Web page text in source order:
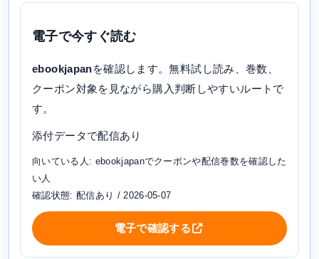
電子で今すぐ読む
ebookjapanを確認します。無料試し読み、巻数、
クーポン対象を見ながら購入判断しやすいルートで
す。
添付データで配信あり
向いている人: ebookjapanでクーポンや配信巻数を確認した
い人
確認状態: 配信あり / 2026-05-07
電子で確認する